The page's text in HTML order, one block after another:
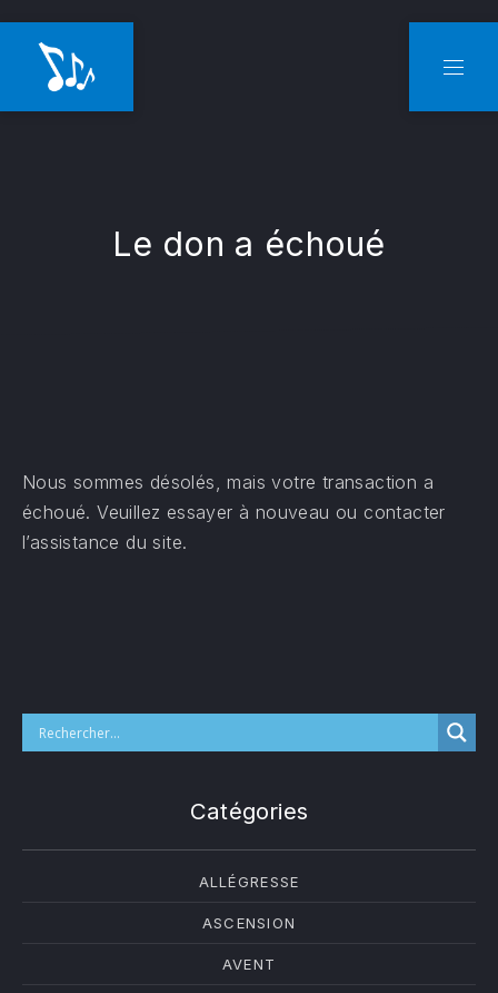
Le don a échoué
Nous sommes désolés, mais votre transaction a
échoué. Veuillez essayer à nouveau ou contacter
l’assistance du site.
Catégories
ALLÉGRESSE
ASCENSION
AVENT